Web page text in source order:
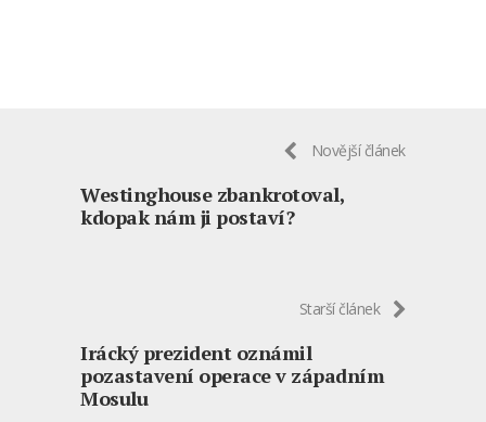
Novější článek
Westinghouse zbankrotoval,
kdopak nám ji postaví?
Starší článek
Irácký prezident oznámil
pozastavení operace v západním
Mosulu